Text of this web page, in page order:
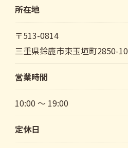
所在地
〒513-0814
三重県鈴鹿市東玉垣町2850-10
営業時間
10:00 〜 19:00
定休日